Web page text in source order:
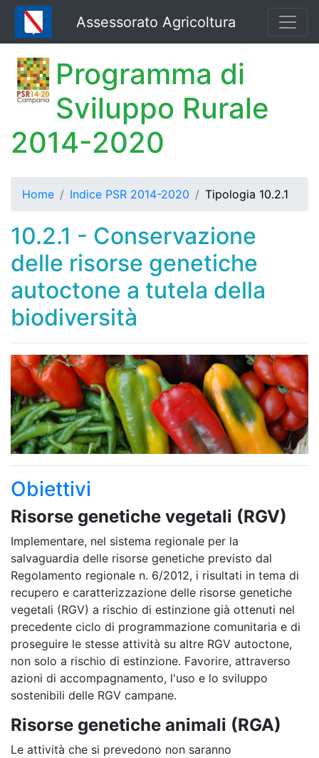
Assessorato Agricoltura
Programma di
Sviluppo Rurale
2014-2020
Home Indice PSR 2014-2020 Tipologia 10.2.1
10.2.1 - Conservazione
delle risorse genetiche
autoctone a tutela della
biodiversità
Obiettivi
Risorse genetiche vegetali (RGV)
Implementare, nel sistema regionale per la
salvaguardia delle risorse genetiche previsto dal
Regolamento regionale n. 6/2012, i risultati in tema di
recupero e caratterizzazione delle risorse genetiche
vegetali (RGV) a rischio di estinzione già ottenuti nel
precedente ciclo di programmazione comunitaria e di
proseguire le stesse attività su altre RGV autoctone,
non solo a rischio di estinzione. Favorire, attraverso
azioni di accompagnamento, l'uso e lo sviluppo
sostenibili delle RGV campane.
Risorse genetiche animali (RGA)
Le attività che si prevedono non saranno